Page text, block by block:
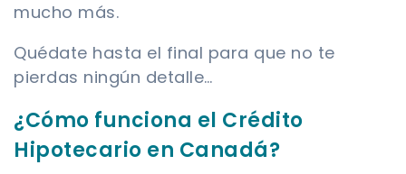
mucho más.
Quédate hasta el final para que no te
pierdas ningún detalle…
¿Cómo funciona el Crédito
Hipotecario en Canadá?